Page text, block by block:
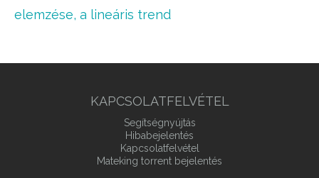
elemzése, a lineáris trend
KAPCSOLATFELVÉTEL
Segítségnyújtás
Hibabejelentés
Kapcsolatfelvétel
Mateking torrent bejelentés